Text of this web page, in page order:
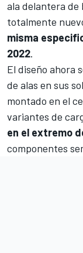
ala delantera de
totalmente
misma
2022.
El diseño ahora
de alas en sus
montado en el
variantes de
en el extremo
componentes